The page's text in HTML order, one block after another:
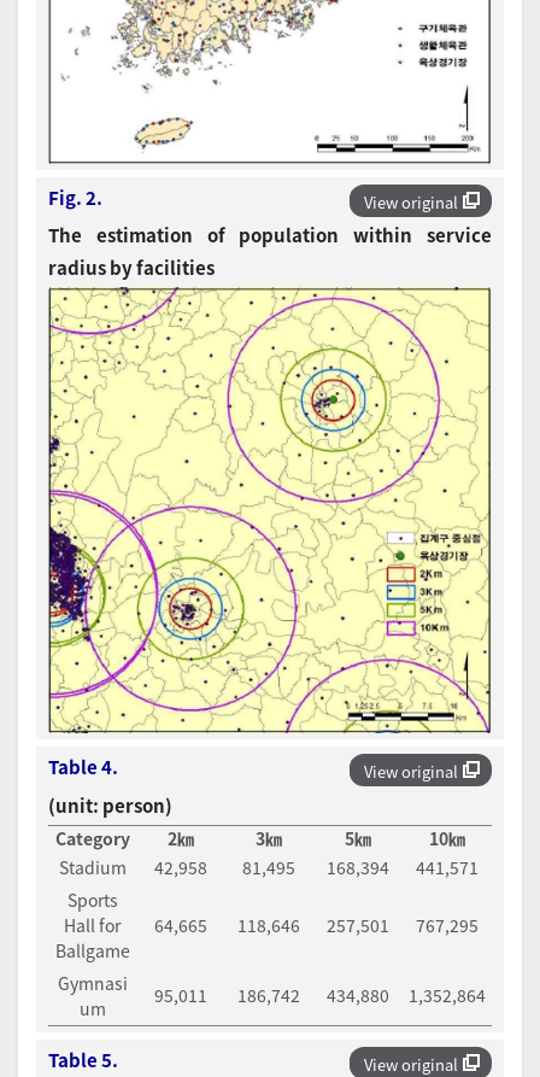
View original
Fig. 2.
The estimation of population within service
radius by facilities
View original
Table 4.
(unit: person)
Category 2㎞ 3㎞ 5㎞
10㎞
Stadium
42,958 81,495 168,394
441,571
Sports
Hall for
Ballgame
64,665 118,646 257,501 767,295
Gymnasi
um
95,011 186,742 434,880 1,352,864
View original
Table 5.